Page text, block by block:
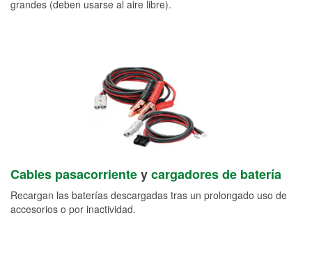
grandes (deben usarse al aire libre).
Cables pasacorrienteycargadores de batería
Recargan las baterías descargadas tras un prolongado uso de
accesorios o por inactividad.